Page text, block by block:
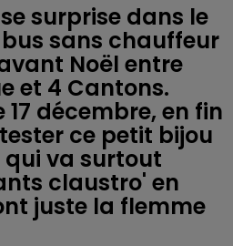
surprise dans le
sans chauffeur
Noël entre
et 4 Cantons.
17 décembre, en fin
ce petit bijou
va surtout
claustro' en
juste la flemme